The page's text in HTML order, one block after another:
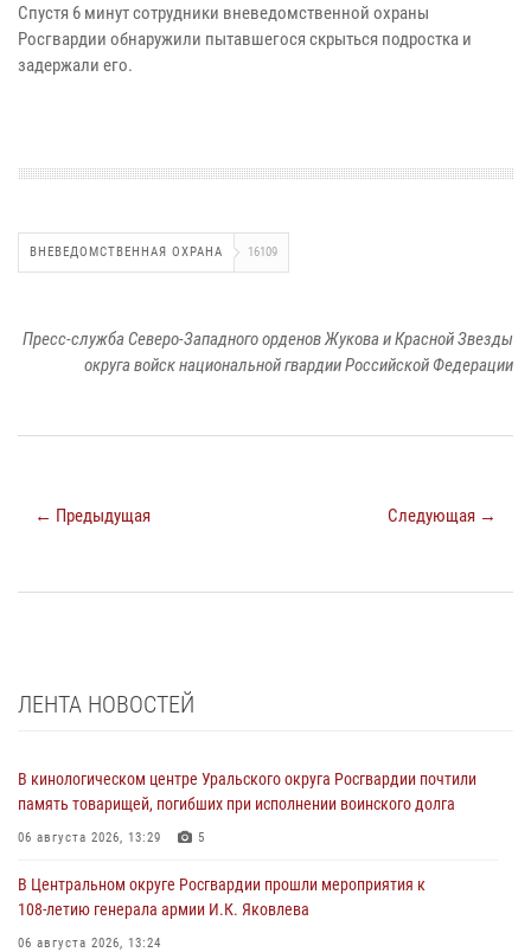
Спустя 6 минут сотрудники вневедомственной охраны
Росгвардии обнаружили пытавшегося скрыться подростка и
задержали его.
ВНЕВЕДОМСТВЕННАЯ ОХРАНА 16109
Пресс-служба Северо-Западного орденов Жукова и Красной Звезды
округа войск национальной гвардии Российской Федерации
← Предыдущая Следующая →
ЛЕНТА НОВОСТЕЙ
В кинологическом центре Уральского округа Росгвардии почтили
память товарищей, погибших при исполнении воинского долга
06 августа 2026, 13:29 5
В Центральном округе Росгвардии прошли мероприятия к
108‑летию генерала армии И.К. Яковлева
06 августа 2026, 13:24